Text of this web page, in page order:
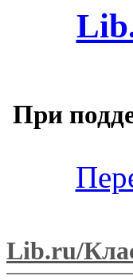
При
Lib.ru/